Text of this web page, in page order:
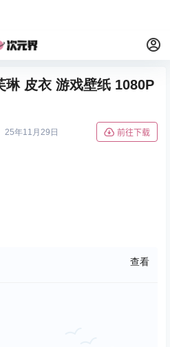
琳 皮衣 游戏壁纸 1080P
25年11月29日 前往下载
查看